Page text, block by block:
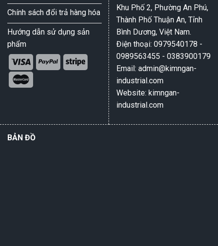
Chính sách đổi trả hàng hóa
Hướng dẫn sử dụng sản
phẩm
Khu Phố 2, Phường An Phú,
Thành Phố Thuận An, Tỉnh
Bình Dương, Việt Nam.
Điện thoại: 0979540178 -
0989563455 - 0383900179
Email: admin@kimngan-
industrial.com
Website: kimngan-
industrial.com
BẢN ĐỒ